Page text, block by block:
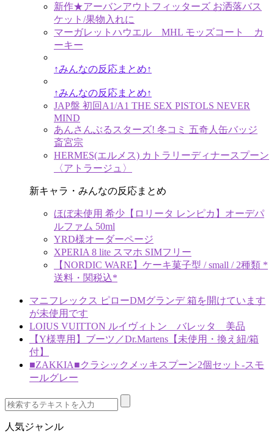
新作★アーバンアウトフィッターズ お洒落バス
ケット/果物入れに
マーガレットハウエル MHL モッズコート カ
ーキー
↑みんなの反応まとめ↑
↑みんなの反応まとめ↑
JAP盤 初回A1/A1 THE SEX PISTOLS NEVER
MIND
あんさんぶるスターズ! 冬コミ 五奇人缶バッジ
斎宮宗
HERMES(エルメス) カトラリーディナースプーン
〈アトラージュ〉
新キャラ・みんなの反応まとめ
ほぼ未使用 希少【ロリータ レンピカ】オーデパ
ルファム 50ml
YRD様オーダーページ
XPERIA 8 lite スマホ SIMフリー
【NORDIC WARE】ケーキ菓子型 / small / 2種類 *
送料・関税込*
マニフレックス ピローDMグランデ 箱を開けています
が未使用です
LOIUS VUITTON ルイヴィトン バレッタ 美品
【Y様専用】ブーツ／Dr.Martens【未使用・換え紐/箱
付】
■ZAKKIA■クラシックメッキスプーン2個セット-スモ
ールグレー
人気ジャンル